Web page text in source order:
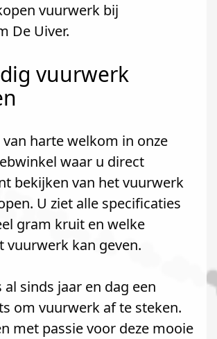
vuurwerk bij
De Uiver.
vuurwerk
harte welkom in onze
waar u direct
bekijken van het vuurwerk
U ziet alle specificaties
gram kruit en welke
vuurwerk kan geven.
al sinds jaar en dag een
om vuurwerk af te steken.
met passie voor deze mooie